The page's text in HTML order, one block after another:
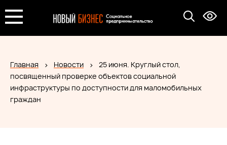
Главная Новости
25 июня. Круглый стол,
посвященный проверке объектов социальной
инфраструктуры по доступности для маломобильных
граждан